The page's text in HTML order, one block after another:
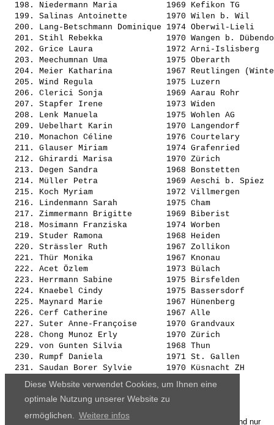
Diese Website verwendet Cookies, um Ihnen eine
optimale Nutzung unserer Website zu
ermöglichen.
Weitere infos
  198.
Niedermann Maria
1969 Kefikon TG
  199.
Salinas Antoinette
1970 Wilen b.
  200.
Lang-Betschmann Dominique 1974 Oberwil-
  201.
Stihl Rebekka
1970 Wangen b.
  202.
Grice Laura
1972 Arni-
  203.
Meechumnan Uma
1975 Oberarth
  204.
Meier Katharina
1967 Reutlingen
  205.
Wind Regula
1975 Luzern
  206.
Clerici Sonja
1969 Aarau
  207.
Stapfer Irene
1973 Widen
  208.
Lenk Manuela
1975 Wohlen AG
  209.
Uebelhart Karin
1970 Langendorf
  210.
Monachon Céline
1976 Courtelary
  211.
Glauser Miriam
1974 Grafenried
  212.
Ghirardi Marisa
1970 Zürich
  213.
Degen Sandra
1968 Bonstetten
  214.
Müller Petra
1969 Aeschi b.
  215.
Koch Myriam
1972 Villmergen
  216.
Lindenmann Sarah
1975 Cham
  217.
Zimmermann Brigitte
1969 Biberist
  218.
Mosimann Franziska
1974 Worben
  219.
Studer Ramona
1968 Heiden
  220.
Strässler Ruth
1967 Zollikon
  221.
Thür Monika
1967 Knonau
  222.
Acet Özlem
1973 Bülach
  223.
Herrmann Sabine
1975 Birsfelden
  224.
Knaebel Cindy
1975
  225.
Maynard Marie
1967 Hünenberg
  226.
Cerf Catherine
1967 Alle
  227.
Suter Anne-Françoise
1970 Grandvaux
  228.
Chong Munoz Erly
1970 Zürich
  229.
von Gunten Silvia
1968 Thun
  230.
Rumpf Daniela
1971 St. Gallen
  231.
Saudan Borer Sylvie
1970 Küsnacht
  232.
Metzler Monika
1974 Heiden
  233.
Vu Strub Bich-Thuy 1974
Die Ergebnisse, das Bildmaterial und das weitere Datenmaterial sind nur